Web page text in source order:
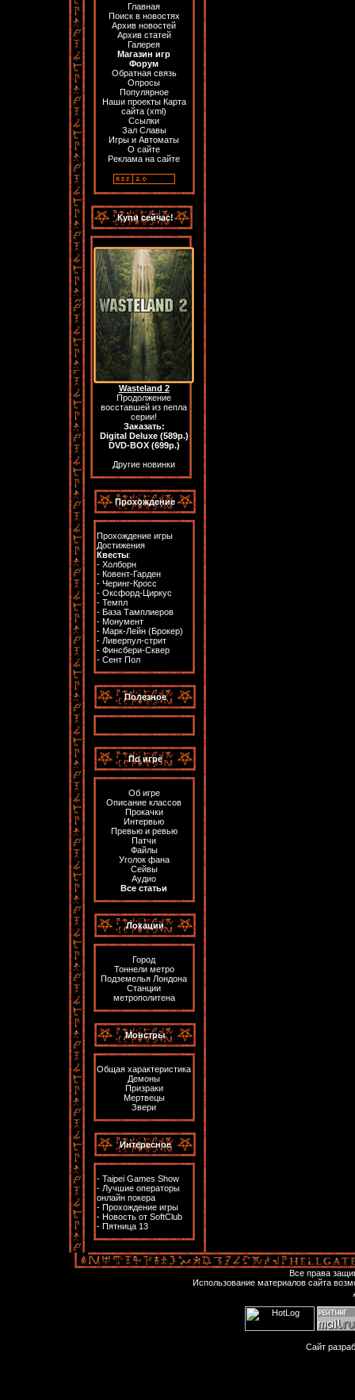
Главная
Поиск в новостях
Архив новостей
Архив статей
Галерея
Магазин игр
Форум
Обратная связь
Опросы
Популярное
Наши проекты Карта
сайта (xml)
Ссылки
Зал Славы
Игры и Автоматы
О сайте
Реклама на сайте
Купи сейчас!
Wasteland 2
Продолжение
восставшей из пепла
серии!
Заказать:
Digital Deluxe (589р.)
DVD-BOX (699р.)
Другие новинки
Прохождение
Прохождение игры
Достижения
Квесты:
- Холборн
- Ковент-Гарден
- Черинг-Кросс
- Оксфорд-Циркус
- Темпл
- База Тамплиеров
- Монумент
- Марк-Лейн (Брокер)
- Ливерпул-стрит
- Финсбери-Сквер
- Сент Пол
Полезное
По игре
Об игре
Описание классов
Прокачки
Интервью
Превью и ревью
Патчи
Файлы
Уголок фана
Сейвы
Аудио
Все статьи
Локации
Город
Тоннели метро
Подземелья Лондона
Станции
метрополитена
Монстры
Общая характеристика
Демоны
Призраки
Мертвецы
Звери
Интересное
- Taipei Games Show
- Лучшие операторы
онлайн покера
- Прохождение игры
- Новость от SoftClub
- Пятница 13
Все права
Использование материалов сайта
Сайт